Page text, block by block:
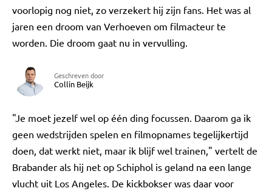
voorlopig nog niet, zo verzekert hij zijn fans. Het was al
jaren een droom van Verhoeven om filmacteur te
worden. Die droom gaat nu in vervulling.
Geschreven door
Collin Beijk
"Je moet jezelf wel op één ding focussen. Daarom ga ik
geen wedstrijden spelen en filmopnames tegelijkertijd
doen, dat werkt niet, maar ik blijf wel trainen," vertelt de
Brabander als hij net op Schiphol is geland na een lange
vlucht uit Los Angeles. De kickbokser was daar voor